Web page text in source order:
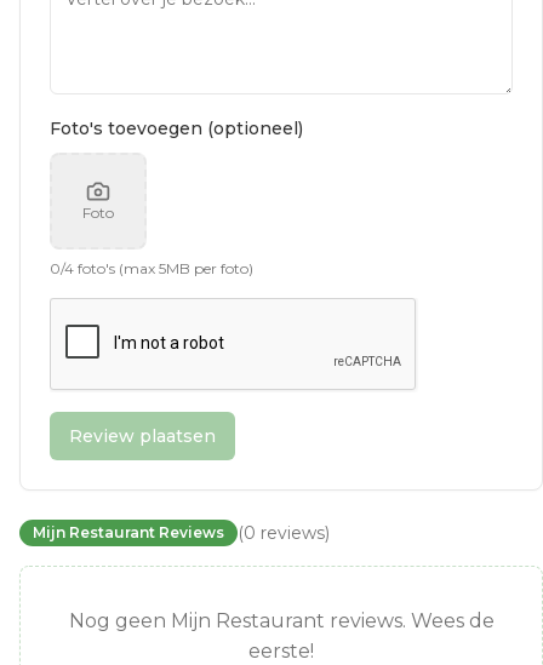
Foto's toevoegen (optioneel)
Foto
0/4 foto's (max 5MB per foto)
Review plaatsen
Mijn Restaurant Reviews (0 reviews)
Nog geen Mijn Restaurant reviews. Wees de
eerste!